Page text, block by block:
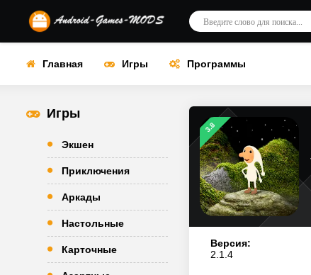
Главная Игры Программы
Игры
Экшен
Приключения
Аркады
Настольные
Карточные
3.8
Версия:
2.1.4